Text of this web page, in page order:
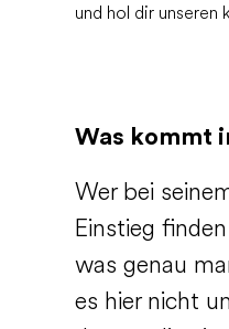
und hol dir unseren
Was kommt
Wer bei
Einstieg
was genau
es hier nicht